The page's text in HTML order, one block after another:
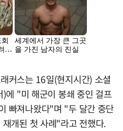
커스는 16일(현지시간) 소셜
에 "미 해군이 봉쇄 중인 걸프
빠져나왔다"며 "두 달간 중단
개된 첫 사례"라고 전했다.